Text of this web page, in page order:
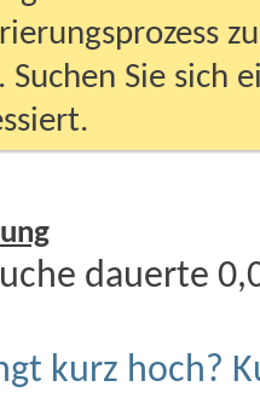
Suchen Sie sich
dauerte
kurz hoch?